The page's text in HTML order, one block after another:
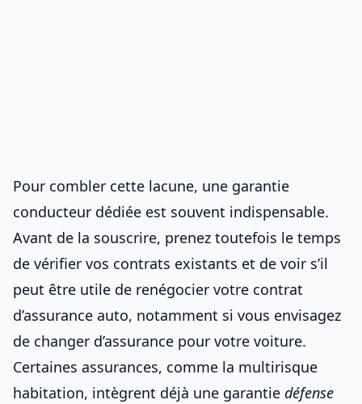
Pour combler cette lacune, une garantie
conducteur dédiée est souvent indispensable.
Avant de la souscrire, prenez toutefois le temps
de vérifier vos contrats existants et de voir s’il
peut être utile de renégocier votre contrat
d’assurance auto, notamment si vous envisagez
de changer d’assurance pour votre voiture.
Certaines assurances, comme la multirisque
habitation, intègrent déjà une garantie défense